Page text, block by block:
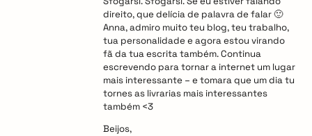
direito, que delícia de palavra de falar 🙂
Anna, admiro muito teu blog, teu trabalho,
tua personalidade e agora estou virando
fã da tua escrita também. Continua
escrevendo para tornar a internet um lugar
mais interessante – e tomara que um dia tu
tornes as livrarias mais interessantes
também <3
Beijos,